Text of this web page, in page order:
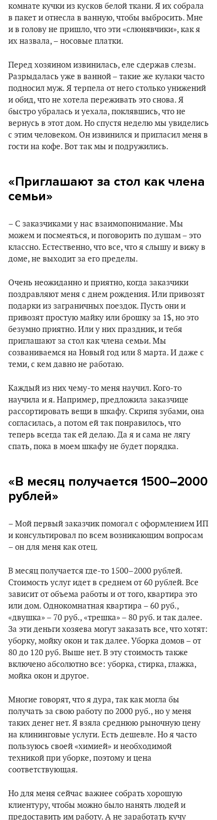
комнате кучки из кусков белой ткани. Я их собрала
в пакет и отнесла в ванную, чтобы выбросить. Мне
и в голову не пришло, что эти «слюнявчики», как я
их назвала, – носовые платки.
Перед хозяином извинилась, еле сдержав слезы.
Разрыдалась уже в ванной – такие же кулаки часто
подносил муж. Я терпела от него столько унижений
и обид, что не хотела переживать это снова. Я
быстро убралась и уехала, поклявшись, что не
вернусь в этот дом. Но спустя неделю мы увиделись
с этим человеком. Он извинился и пригласил меня в
гости на кофе. Вот так мы и подружились.
«Приглашают за стол как члена
семьи»
– С заказчиками у нас взаимопонимание. Мы
можем и посмеяться, и поговорить по душам – это
классно. Естественно, что все, что я слышу и вижу в
доме, не выходит за его пределы.
Очень неожиданно и приятно, когда заказчики
поздравляют меня с днем рождения. Или привозят
подарки из заграничных поездок. Пусть они и
привозят простую майку или брошку за 1$, но это
безумно приятно. Или у них праздник, и тебя
приглашают за стол как члена семьи. Мы
созваниваемся на Новый год или 8 марта. И даже с
теми, с кем давно не работаю.
Каждый из них чему-то меня научил. Кого-то
научила и я. Например, предложила заказчице
рассортировать вещи в шкафу. Скрипя зубами, она
согласилась, а потом ей так понравилось, что
теперь всегда так ей делаю. Да я и сама не лягу
спать, пока в моем шкафу не будет порядка.
«В месяц получается 1500–2000
рублей»
– Мой первый заказчик помогал с оформлением ИП
и консультировал по всем возникающим вопросам
– он для меня как отец.
В месяц получается где-то 1500–2000 рублей.
Стоимость услуг идет в среднем от 60 рублей. Все
зависит от объема работы и от того, квартира это
или дом. Однокомнатная квартира – 60 руб.,
«двушка» – 70 руб., «трешка» – 80 руб. и так далее.
За эти деньги хозяева могут заказать все, что хотят:
уборку, мойку окон и так далее. Уборка домов – от
80 до 120 руб. Выше нет. В эту стоимость также
включено абсолютно все: уборка, стирка, глажка,
мойка окон и другое.
Многие говорят, что я дура, так как могла бы
получать за свою работу по 2000 руб., но у меня
таких денег нет. Я взяла среднюю рыночную цену
на клининговые услуги. Есть дешевле. Но я часто
пользуюсь своей «химией» и необходимой
техникой при уборке, поэтому и цена
соответствующая.
Но для меня сейчас важнее собрать хорошую
клиентуру, чтобы можно было нанять людей и
предоставить им работу. А не заработать кучу